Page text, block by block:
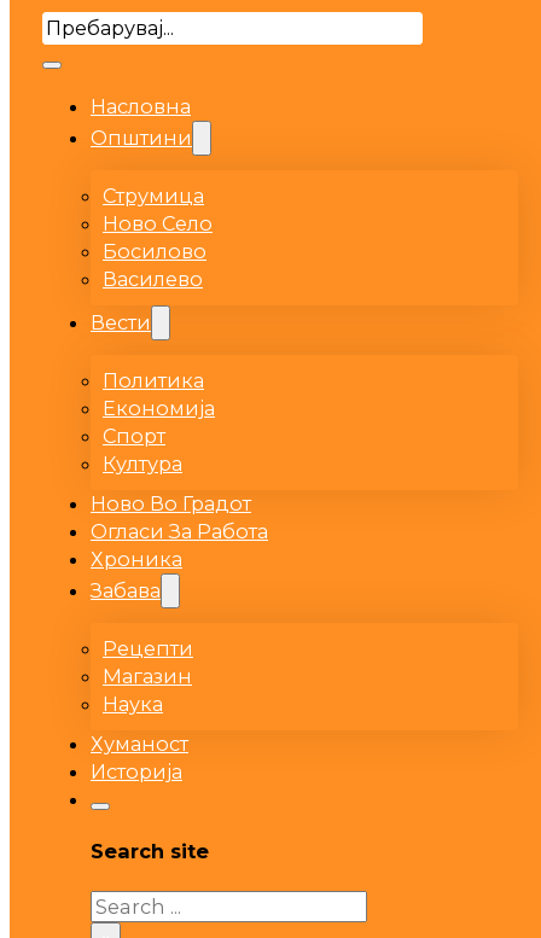
Search
Насловна
Општини
Струмица
Ново Село
Босилово
Василево
Вести
Политика
Економија
Спорт
Култура
Ново Во Градот
Огласи За Работа
Хроника
Забава
Рецепти
Магазин
Наука
Хуманост
Историја
Search site
Search